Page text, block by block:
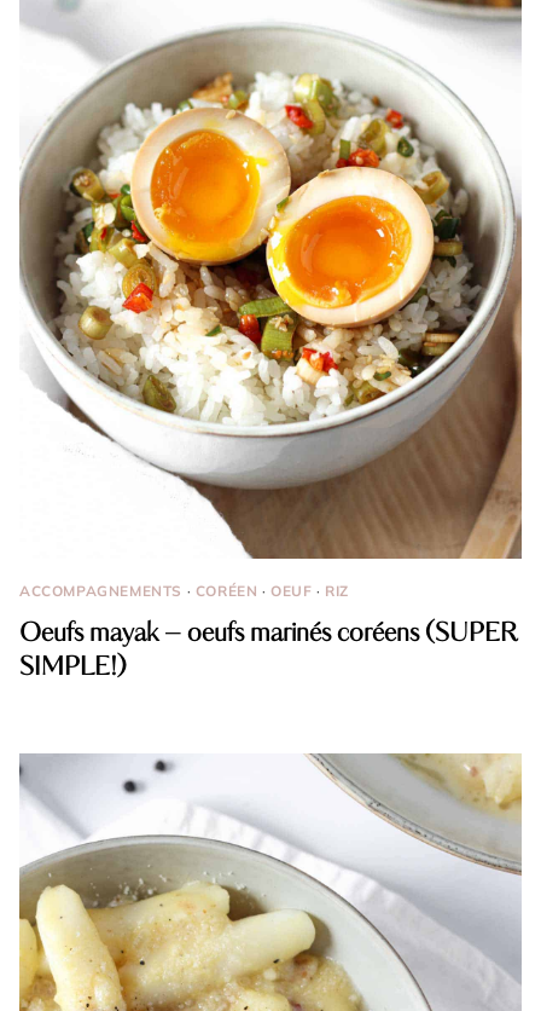
ACCOMPAGNEMENTS · CORÉEN ·OEUF · RIZ
Oeufs mayak – oeufs marinés coréens (SUPER
SIMPLE!)